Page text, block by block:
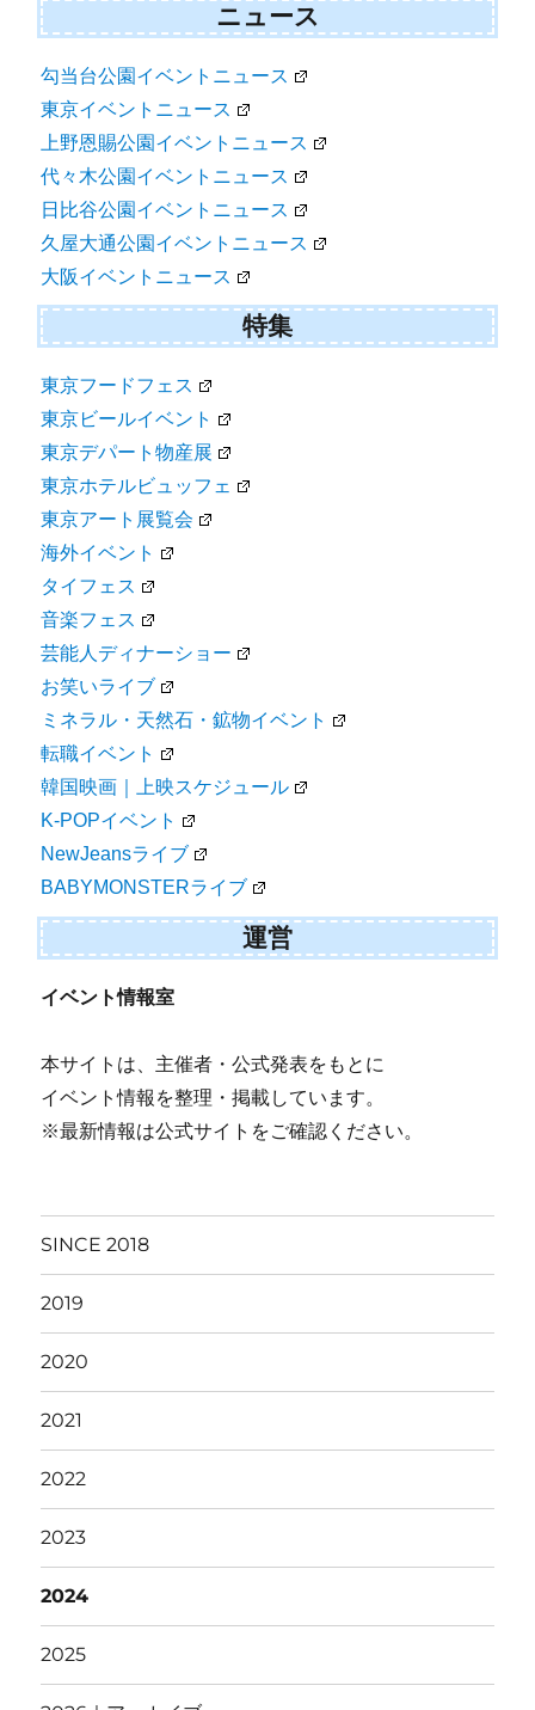
ニュース
勾当台公園イベントニュース
東京イベントニュース
上野恩賜公園イベントニュース
代々木公園イベントニュース
日比谷公園イベントニュース
久屋大通公園イベントニュース
大阪イベントニュース
特集
東京フードフェス
東京ビールイベント
東京デパート物産展
東京ホテルビュッフェ
東京アート展覧会
海外イベント
タイフェス
音楽フェス
芸能人ディナーショー
お笑いライブ
ミネラル・天然石・鉱物イベント
転職イベント
韓国映画｜上映スケジュール
K-POPイベント
NewJeansライブ
BABYMONSTERライブ
運営
イベント情報室
本サイトは、主催者・公式発表をもとに
イベント情報を整理・掲載しています。
※最新情報は公式サイトをご確認ください。
SINCE 2018
2019
2020
2021
2022
2023
2024
2025